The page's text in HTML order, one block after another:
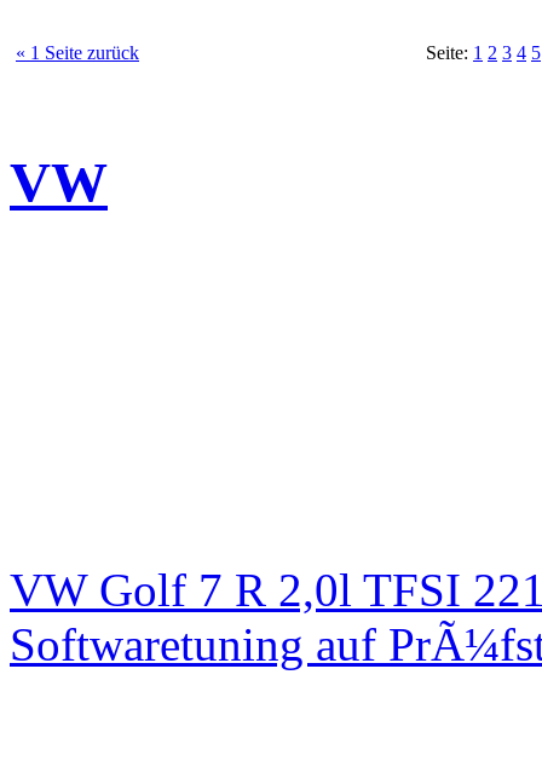
« 1 Seite zurück Seite: 1 2 3 4 5
VW
VW Golf 7 R 2,0l TFSI
Softwaretuning auf